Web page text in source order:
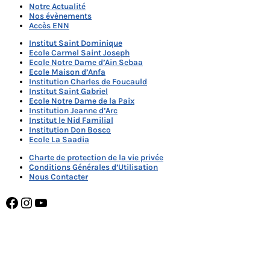
Notre Actualité
Nos évènements
Accès ENN
Institut Saint Dominique
Ecole Carmel Saint Joseph
Ecole Notre Dame d’Ain Sebaa
Ecole Maison d’Anfa
Institution Charles de Foucauld
Institut Saint Gabriel
Ecole Notre Dame de la Paix
Institution Jeanne d’Arc
Institut le Nid Familial
Institution Don Bosco
Ecole La Saadia
Charte de protection de la vie privée
Conditions Générales d’Utilisation
Nous Contacter
Facebook
Instagram
YouTube